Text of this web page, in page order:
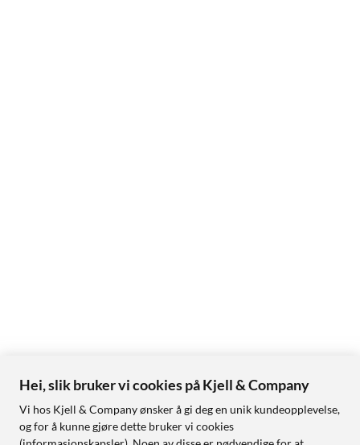
Hei, slik bruker vi cookies på Kjell & Company
Vi hos Kjell & Company ønsker å gi deg en unik kundeopplevelse,
og for å kunne gjøre dette bruker vi cookies